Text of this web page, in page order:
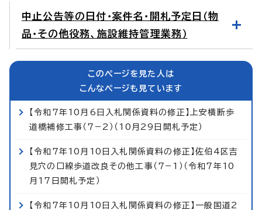
中止公告等の日付・案件名・開札予定日（物
品・その他役務、施設維持管理業務）
このページを見た人は
こんなページも見ています
【令和7年10月6日入札関係資料の修正】上安横断歩
道橋補修工事（7−2）（10月29日開札予定）
【令和7年10月10日入札関係資料の修正】佐伯4区吉
見穴の口線歩道改良その他工事（7−1）（令和7年10
月17日開札予定）
【令和7年10月10日入札関係資料の修正】一般国道2